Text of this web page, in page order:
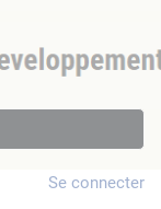
Se connecter